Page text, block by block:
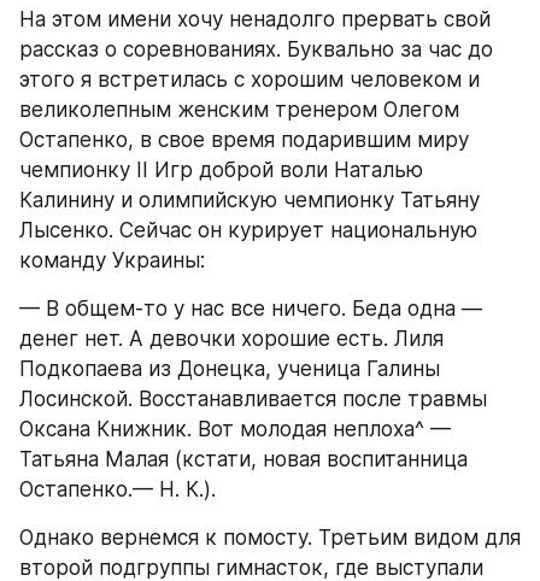
На этом имени хочу ненадолго прервать свой
рассказ о соревнованиях. Буквально за час до
этого я встретилась с хорошим человеком и
великолепным женским тренером Олегом
Остапенко, в свое время подарившим миру
чемпионку II Игр доброй воли Наталью
Калинину и олимпийскую чемпионку Татьяну
Лысенко. Сейчас он курирует национальную
команду Украины:
— В общем-то у нас все ничего. Беда одна —
денег нет. А девочки хорошие есть. Лиля
Подкопаева из Донецка, ученица Галины
Лосинской. Восстанавливается после травмы
Оксана Книжник. Вот молодая неплоха^ —
Татьяна Малая (кстати, новая воспитанница
Остапенко.— Н. К.).
Однако вернемся к помосту. Третьим видом для
второй подгруппы гимнасток, где выступали